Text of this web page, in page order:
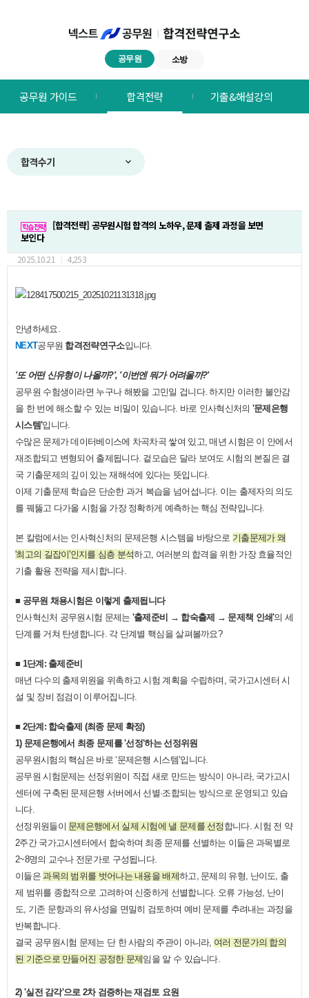
공무원 소방
합격전략연구소
메뉴
공무원 가이드 합격전략 기출&해설강의
합격수기
학습전략
[합격전략] 공무원시험 합격의 노하우, 문제 출제 과정을 보면
보인다
2025.10.21 4,253
안녕하세요.
NEXT공무원 합격전략연구소입니다.
'또 어떤 신유형이 나올까?', '이번엔 뭐가 어려울까?'
공무원 수험생이라면 누구나 해봤을 고민일 겁니다. 하지만 이러한 불안감
을 한 번에 해소할 수 있는 비밀이 있습니다. 바로 인사혁신처의 '문제은행
시스템'입니다.
수많은 문제가 데이터베이스에 차곡차곡 쌓여 있고, 매년 시험은 이 안에서
재조합되고 변형되어 출제됩니다. 겉모습은 달라 보여도 시험의 본질은 결
국 기출문제의 깊이 있는 재해석에 있다는 뜻입니다.
이제 기출문제 학습은 단순한 과거 복습을 넘어섭니다. 이는 출제자의 의도
를 꿰뚫고 다가올 시험을 가장 정확하게 예측하는 핵심 전략입니다.
본 칼럼에서는 인사혁신처의 문제은행 시스템을 바탕으로 기출문제가 왜
'최고의 길잡이'인지를 심층 분석하고, 여러분의 합격을 위한 가장 효율적인
기출 활용 전략을 제시합니다.
​■ 공무원 채용시험은 이렇게 출제됩니다
인사혁신처 공무원시험 문제는 '출제준비 → 합숙출제 → 문제책 인쇄'의 세
단계를 거쳐 탄생합니다. 각 단계별 핵심을 살펴볼까요?
■ ​ 1단계: 출제준비
매년 다수의 출제위원을 위촉하고 시험 계획을 수립하며, 국가고시센터 시
설 및 장비 점검이 이루어집니다.
■ ​ 2단계: 합숙출제 (최종 문제 확정)
1) 문제은행에서 최종 문제를 '선정'하는 선정위원
공무원시험의 핵심은 바로 ‘문제은행 시스템’입니다.
공무원 시험문제는 선정위원이 직접 새로 만드는 방식이 아니라, 국가고시
센터에 구축된 문제은행 서버에서 선별·조합되는 방식으로 운영되고 있습
니다.
선정위원들이 문제은행에서 실제 시험에 낼 문제를 선정 합니다. 시험 전 약
2주간 국가고시센터에서 합숙하며 최종 문제를 선별하는 이들은 과목별로
2~8명의 교수나 전문가로 구성됩니다.
이들은과목의 범위를 벗어나는 내용을 배제하고, 문제의 유형, 난이도, 출
제 범위를 종합적으로 고려하여 신중하게 선별합니다. 오류 가능성, 난이
도, 기존 문항과의 유사성을 면밀히 검토하며 예비 문제를 추려내는 과정을
반복합니다.
결국 공무원시험 문제는 단 한 사람의 주관이 아니라, 여러 전문가의 합의
된 기준으로 만들어진 공정한 문제임을 알 수 있습니다.
2) '실전 감각'으로 2차 검증하는 재검토 요원